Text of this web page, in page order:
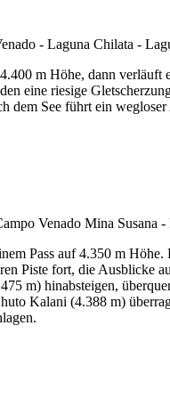
m Höhe, dann
eine riesige
See führt ein
Pass auf 4.350 m
Piste fort, die Ausblicke
hinabsteigen,
Kalani (4.388 m)